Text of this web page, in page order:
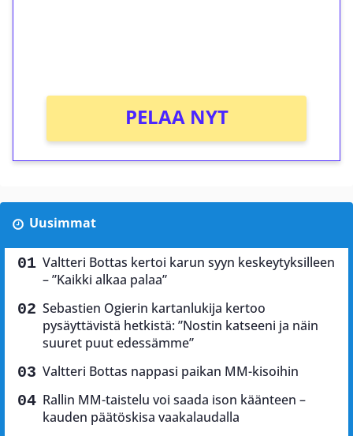
PELAA NYT
Uusimmat
Valtteri Bottas kertoi karun syyn keskeytyksilleen
– ”Kaikki alkaa palaa”
Sebastien Ogierin kartanlukija kertoo
pysäyttävistä hetkistä: ”Nostin katseeni ja näin
suuret puut edessämme”
Valtteri Bottas nappasi paikan MM-kisoihin
Rallin MM-taistelu voi saada ison käänteen –
kauden päätöskisa vaakalaudalla